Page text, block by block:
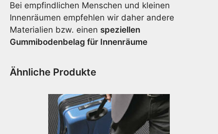
Bei empfindlichen Menschen und kleinen
Innenräumen empfehlen wir daher andere
Materialien bzw. einen speziellen
Gummibodenbelag für Innenräume
Ähnliche Produkte